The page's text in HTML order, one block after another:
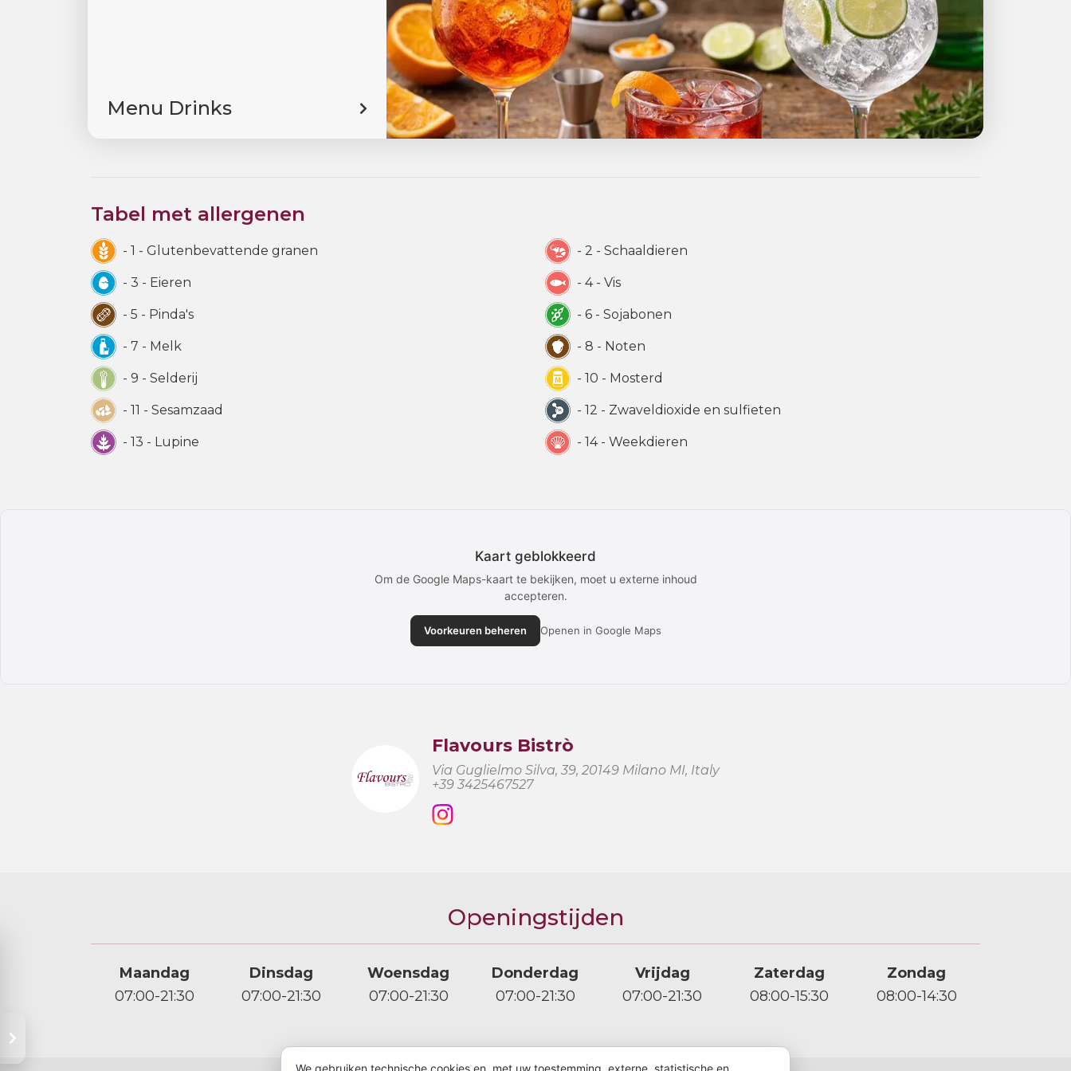
Menu Drinks
Tabel met allergenen
- 1 - Glutenbevattende granen - 2 - Schaaldieren
- 3 - Eieren - 4 - Vis
- 5 - Pinda's - 6 - Sojabonen
- 7 - Melk - 8 - Noten
- 9 - Selderij - 10 - Mosterd
- 11 - Sesamzaad - 12 - Zwaveldioxide en sulfieten
- 13 - Lupine - 14 - Weekdieren
Kaart geblokkeerd
Om de Google Maps-kaart te bekijken, moet u externe inhoud
accepteren.
Voorkeuren beheren Openen in Google Maps
Flavours Bistrò
Via Guglielmo Silva, 39, 20149 Milano MI, Italy
+39 3425467527
Openingstijden
Maandag
07:00-21:30
Dinsdag
07:00-21:30
Woensdag
07:00-21:30
Donderdag
07:00-21:30
Vrijdag
07:00-21:30
Zaterdag
08:00-15:30
Zondag
08:00-14:30
We gebruiken technische cookies en, met uw toestemming, externe, statistische en